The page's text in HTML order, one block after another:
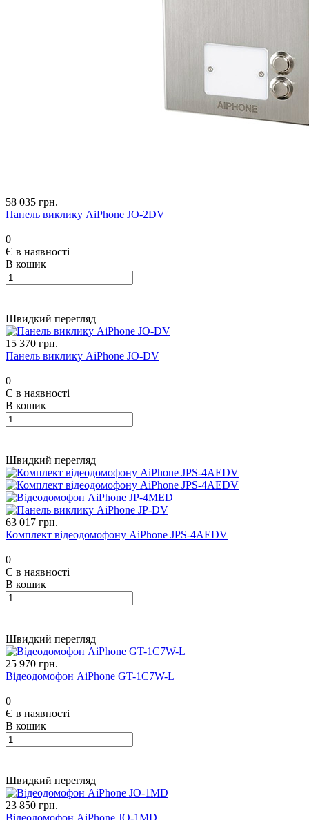
58 035 грн.
Панель виклику AiPhone JO-2DV
0
Є в наявності
В кошик
Швидкий перегляд
15 370 грн.
Панель виклику AiPhone JO-DV
0
Є в наявності
В кошик
Швидкий перегляд
63 017 грн.
Комплект відеодомофону AiPhone JPS-4AEDV
0
Є в наявності
В кошик
Швидкий перегляд
25 970 грн.
Відеодомофон AiPhone GT-1C7W-L
0
Є в наявності
В кошик
Швидкий перегляд
23 850 грн.